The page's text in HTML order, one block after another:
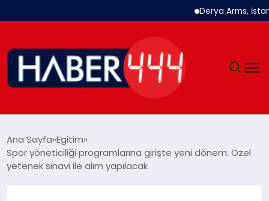
Derya Arms, İstanbul
SIYASET
Ana Sayfa Egitim
Spor yöneticiliği programlarına girişte yeni dönem: Özel
yetenek sınavı ile alım yapılacak